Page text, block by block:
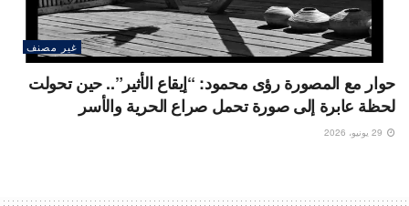
غير مصنف
حوار مع المصورة رؤى محمود: “إيقاع الأثير”.. حين تحولت
لحظة عابرة إلى صورة تحمل صراع الحرية والأسر